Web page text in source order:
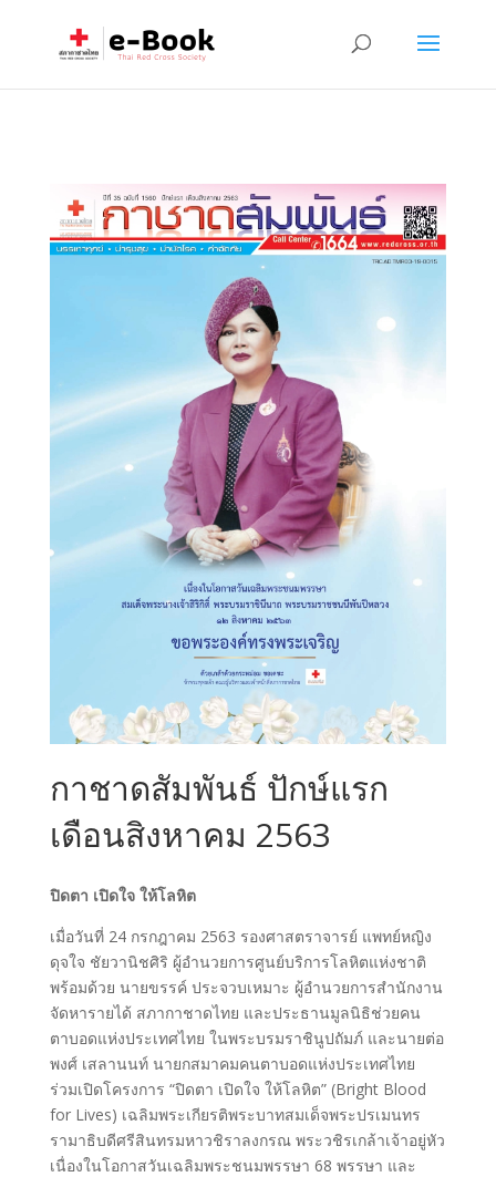
กาชาดสัมพันธ์ ปักษ์แรก
เดือนสิงหาคม 2563
ปิดตา เปิดใจ ให้โลหิต
เมื่อวันที่ 24 กรกฎาคม 2563 รองศาสตราจารย์ แพทย์หญิง
ดุจใจ ชัยวานิชศิริ ผู้อำนวยการศูนย์บริการโลหิตแห่งชาติ
พร้อมด้วย นายขรรค์ ประจวบเหมาะ ผู้อำนวยการสำนักงาน
จัดหารายได้ สภากาชาดไทย และประธานมูลนิธิช่วยคน
ตาบอดแห่งประเทศไทย ในพระบรมราชินูปถัมภ์ และนายต่อ
พงศ์ เสลานนท์ นายกสมาคมคนตาบอดแห่งประเทศไทย
ร่วมเปิดโครงการ “ปิดตา เปิดใจ ให้โลหิต” (Bright Blood
for Lives) เฉลิมพระเกียรติพระบาทสมเด็จพระปรเมนทร
รามาธิบดีศรีสินทรมหาวชิราลงกรณ พระวชิรเกล้าเจ้าอยู่หัว
เนื่องในโอกาสวันเฉลิมพระชนมพรรษา 68 พรรษา และ